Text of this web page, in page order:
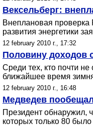
Вексельберг:
Внеплановая
развития энергетики
12 february 2010 г., 17:32
Половину доходов
Среди тех, кто почти
ближайшее время
12 february 2010 г., 16:48
Медведев
Президент обнаружил,
которых только 80